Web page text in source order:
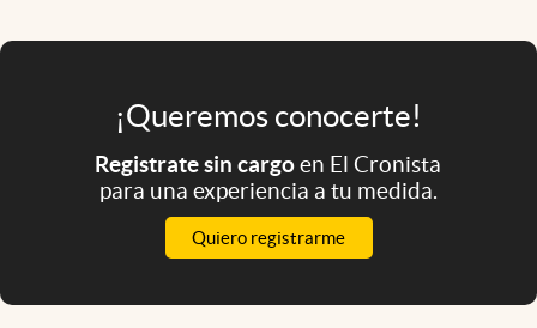
¡Queremos conocerte!
Registrate sin cargoen El Cronista
para una experiencia a tu medida.
Quiero registrarme